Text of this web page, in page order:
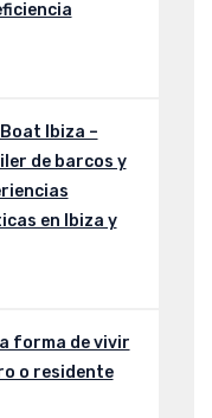
Ibiza –
de barcos y
en Ibiza y
forma de vivir
o residente